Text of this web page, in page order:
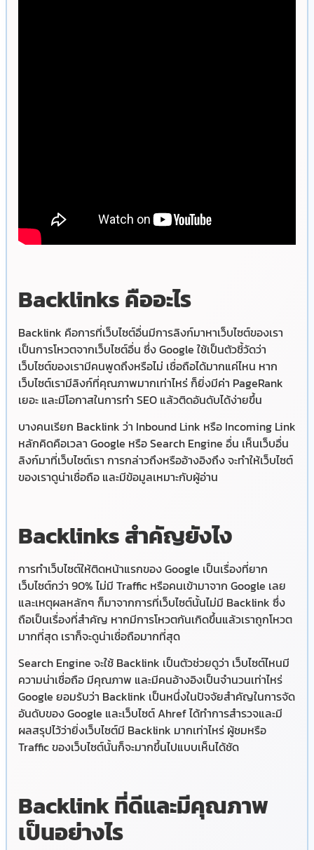
Backlinks คืออะไร
Backlink คือการที่เว็บไซต์อื่นมีการลิงก์มาหาเว็บไซต์ของเรา
เป็นการโหวตจากเว็บไซต์อื่น ซึ่ง Google ใช้เป็นตัวชี้วัดว่า
เว็บไซต์ของเรามีคนพูดถึงหรือไม่ เชื่อถือได้มากแค่ไหน หาก
เว็บไซต์เรามีลิงก์ที่คุณภาพมากเท่าไหร่ ก็ยิ่งมีค่า PageRank
เยอะ และมีโอกาสในการทำ SEO แล้วติดอันดับได้ง่ายขึ้น
บางคนเรียก Backlink ว่า Inbound Link หรือ Incoming Link
หลักคิดคือเวลา Google หรือ Search Engine อื่น เห็นเว็บอื่น
ลิงก์มาที่เว็บไซต์เรา การกล่าวถึงหรืออ้างอิงถึง จะทำให้เว็บไซต์
ของเราดูน่าเชื่อถือ และมีข้อมูลเหมาะกับผู้อ่าน
Backlinks สำคัญยังไง
การทำเว็บไซต์ให้ติดหน้าแรกของ Google เป็นเรื่องที่ยาก
เว็บไซต์กว่า 90% ไม่มี Traffic หรือคนเข้ามาจาก Google เลย
และเหตุผลหลักๆ ก็มาจากการที่เว็บไซต์นั้นไม่มี Backlink ซึ่ง
ถือเป็นเรื่องที่สำคัญ หากมีการโหวตกันเกิดขึ้นแล้วเราถูกโหวต
มากที่สุด เราก็จะดูน่าเชื่อถือมากที่สุด
Search Engine จะใช้ Backlink เป็นตัวช่วยดูว่า เว็บไซต์ไหนมี
ความน่าเชื่อถือ มีคุณภาพ และมีคนอ้างอิงเป็นจำนวนเท่าไหร่
Google ยอมรับว่า Backlink เป็นหนึ่งในปัจจัยสำคัญในการจัด
อันดับของ Google และเว็บไซต์ Ahref ได้ทำการสำรวจและมี
ผลสรุปไว้ว่ายิ่งเว็บไซต์มี Backlink มากเท่าไหร่ ผู้ชมหรือ
Traffic ของเว็บไซต์นั้นก็จะมากขึ้นไปแบบเห็นได้ชัด
Backlink ที่ดีและมีคุณภาพ
เป็นอย่างไร